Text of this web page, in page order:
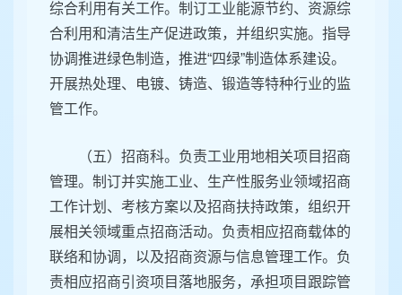
综合利用有关工作。制订工业能源节约、资源综
合利用和清洁生产促进政策，并组织实施。指导
协调推进绿色制造，推进“四绿”制造体系建设。
开展热处理、电镀、铸造、锻造等特种行业的监
管工作。
（五）招商科。负责工业用地相关项目招商
管理。制订并实施工业、生产性服务业领域招商
工作计划、考核方案以及招商扶持政策，组织开
展相关领域重点招商活动。负责相应招商载体的
联络和协调，以及招商资源与信息管理工作。负
责相应招商引资项目落地服务，承担项目跟踪管